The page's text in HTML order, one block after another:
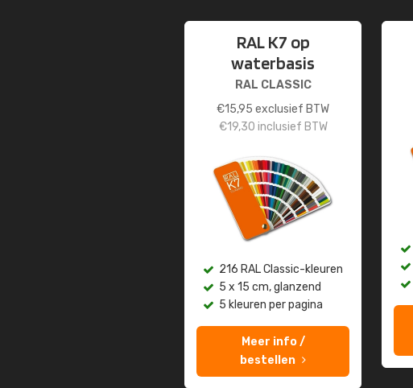
RAL K7 op
waterbasis
RAL CLASSIC
€15,95 exclusief BTW
€19,30 inclusief BTW
216 RAL Classic-kleuren
5 x 15 cm, glanzend
5 kleuren per pagina
Meer info /
bestellen